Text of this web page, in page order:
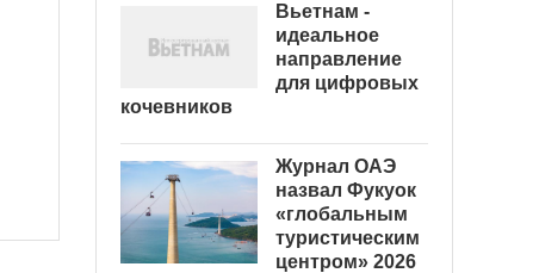
Вьетнам -
идеальное
направление
для цифровых
кочевников
Журнал ОАЭ
назвал Фукуок
«глобальным
туристическим
центром» 2026